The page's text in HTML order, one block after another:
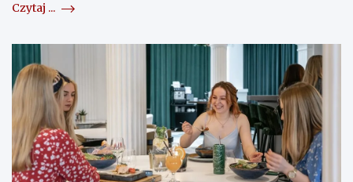
Czytaj ...